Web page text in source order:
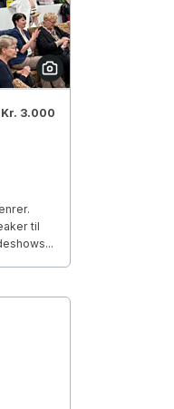
Kr. 3.000
til